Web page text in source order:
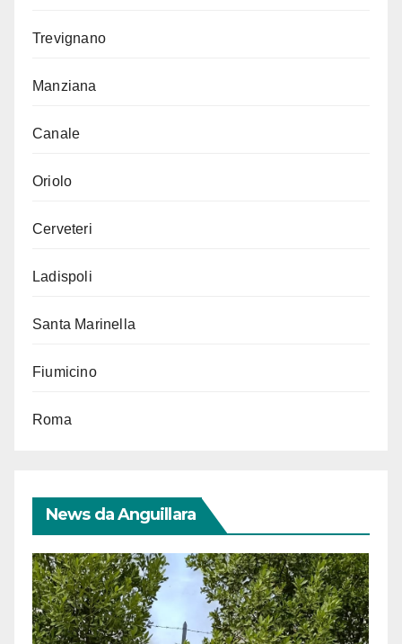
Trevignano
Manziana
Canale
Oriolo
Cerveteri
Ladispoli
Santa Marinella
Fiumicino
Roma
News da Anguillara